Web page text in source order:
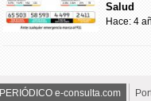
Salud
Hace: 4
PERIÓDICO e-consulta.com